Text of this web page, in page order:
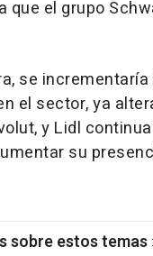
que el grupo
se incrementaría
el sector, ya
y Lidl
su
sobre estos temas